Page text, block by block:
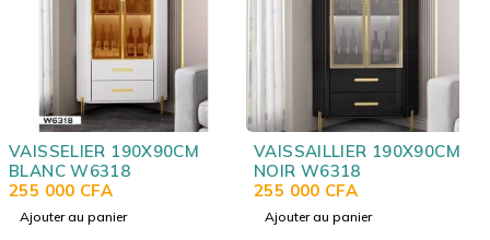
VAISSELIER 190X90CM
BLANC W6318
255 000 CFA
Ajouter au panier
VAISSAILLIER 190X90CM
NOIR W6318
255 000 CFA
Ajouter au panier